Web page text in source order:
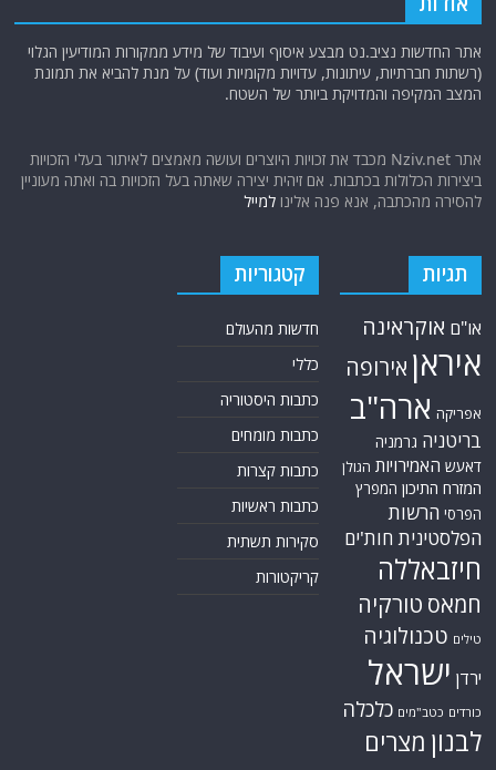
אתר החדשות נציב.נט מבצע איסוף ועיבוד של מידע ממקורות המודיעין הגלוי
(רשתות חברתיות, עיתונות, עדויות מקומיות ועוד) על מנת להביא את תמונת
המצב המקיפה והמדויקת ביותר של השטח.
אתר Nziv.net מכבד את זכויות היוצרים ועושה מאמצים לאיתור בעלי הזכויות
ביצירות הכלולות בכתבות. אם זיהית יצירה שאתה בעל הזכויות בה ואתה מעוניין
להסירה מהכתבה, אנא פנה אלינולמייל
תגיות
או"ם אוקראינה
איראן אירופה
אפריקה ארה"ב
בריטניה גרמניה
דאעש האמירויות הגולן
המזרח התיכון המפרץ
הפרסי הרשות
הפלסטינית חות'ים
חיזבאללה
חמאס טורקיה
טילים טכנולוגיה
ירדן ישראל
כורדים כטב"מים כלכלה
לבנון מצרים
קטגוריות
חדשות מהעולם
כללי
כתבות היסטוריה
כתבות מומחים
כתבות קצרות
כתבות ראשיות
סקירות תשתית
קריקטורות